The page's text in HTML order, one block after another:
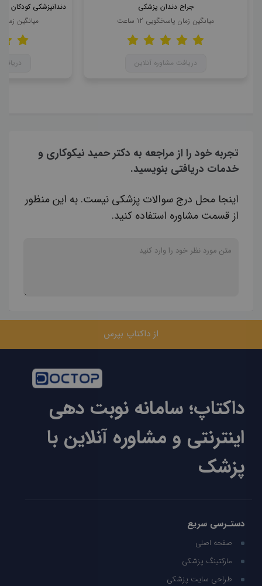
جراح دندان پزشکی
میانگین زمان پاسخگویی 12 ساعت
دریافت مشاوره آنلاین
میانگین
تجربه خود را از مراجعه به دکتر حمید نیکوکاری و
خدمات دریافتی بنویسید.
اینجا محل درج سوالات پزشکی نیست. به این منظور
از قسمت مشاوره استفاده کنید.
از داکتاپ بپرس
داکتاپ؛ سامانه نوبت دهی
اینترنتی و مشاوره آنلاین با
پزشک
دستـرسی سریع
صفحه اصلی
مارکتینگ پزشکی
طراحی سایت پزشکی